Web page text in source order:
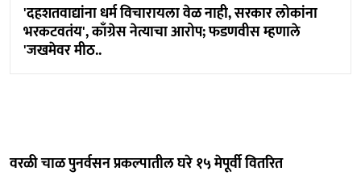
'दहशतवाद्यांना धर्म विचारायला वेळ नाही, सरकार लोकांना
भरकटवतंय', काँग्रेस नेत्याचा आरोप; फडणवीस म्हणाले
'जखमेवर मीठ..
वरळी चाळ पुनर्वसन प्रकल्पातील घरे १५ मेपूर्वी वितरित